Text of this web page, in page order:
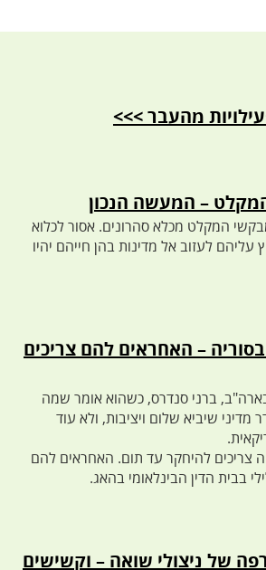
מהעבר >>>
– המעשה הנכון
המקלט מכלא סהרונים. אסור לכלוא
לעזוב אל מדינות בהן חייהם יהיו
– האחראים להם צריכים
ברני סנדרס, כשהוא אומר שמה
מדיני שיביא שלום ויציבות, ולא עוד
צריכים להיחקר עד תום. האחראים להם
בבית הדין הבינלאומי בהאג.
של ניצולי שואה – וקשישים